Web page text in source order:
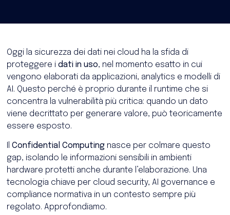
Oggi la sicurezza dei dati nei cloud ha la sfida di
proteggere idati in uso, nel momento esatto in cui
vengono elaborati da applicazioni, analytics e modelli di
AI. Questo perché è proprio durante il runtime che si
concentra la vulnerabilità più critica: quando un dato
viene decrittato per generare valore, può teoricamente
essere esposto.
IlConfidential Computing nasce per colmare questo
gap, isolando le informazioni sensibili in ambienti
hardware protetti anche durante l’elaborazione. Una
tecnologia chiave per cloud security, AI governance e
compliance normativa in un contesto sempre più
regolato. Approfondiamo.